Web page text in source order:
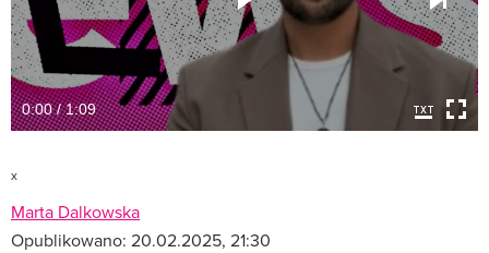
0:00 / 1:09
x
Marta Dalkowska
Opublikowano: 20.02.2025, 21:30